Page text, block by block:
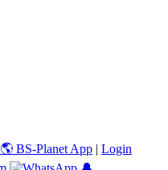
🌎 BS-Planet App | Login